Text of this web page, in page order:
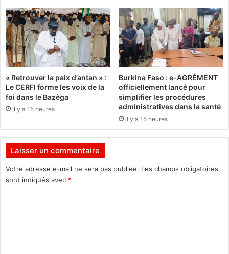
j
o
u
r
n
é
e
i
n
t
n
t
a
n
u
e
l
O
U
É
D
R
G
O
n
o
« Retrouver la paix d’antan » :
Le CERFI forme les voix de la
foi dans le Bazèga
il y a 15 heures
Burkina Faso : e-AGRÉMENT
officiellement lancé pour
simplifier les procédures
administratives dans la santé
il y a 15 heures
Laisser un commentaire
Votre adresse e-mail ne sera pas publiée. Les champs obligatoires
sont indiqués avec *